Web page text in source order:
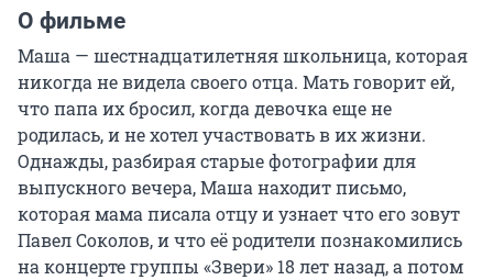
О фильме
Маша — шестнадцатилетняя школьница, которая
никогда не видела своего отца. Мать говорит ей,
что папа их бросил, когда девочка еще не
родилась, и не хотел участвовать в их жизни.
Однажды, разбирая старые фотографии для
выпускного вечера, Маша находит письмо,
которая мама писала отцу и узнает что его зовут
Павел Соколов, и что её родители познакомились
на концерте группы «Звери» 18 лет назад, а потом